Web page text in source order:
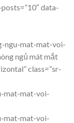
data-
ngu-mat-mat-voi-
ngủ mát mắt
class=”sr-
mat-mat-voi-
mat-mat-voi-